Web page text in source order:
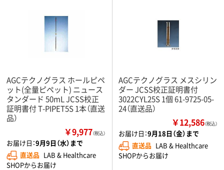
AGCテクノグラス ホールピペ
ット(全量ピペット) ニュース
タンダード 50mL JCSS校正
証明書付 T-PIPET5S 1本（直送
品）
￥9,977（税込）
お届け日：9月9日（水）まで
直送品 LAB & Healthcare
SHOPからお届け
AGCテクノグラス メスシリン
ダー JCSS校正証明書付
3022CYL25S 1個 61-9725-05-
24（直送品）
￥12,586（税込）
お届け日：9月18日（金）まで
直送品 LAB & Healthcare
SHOPからお届け